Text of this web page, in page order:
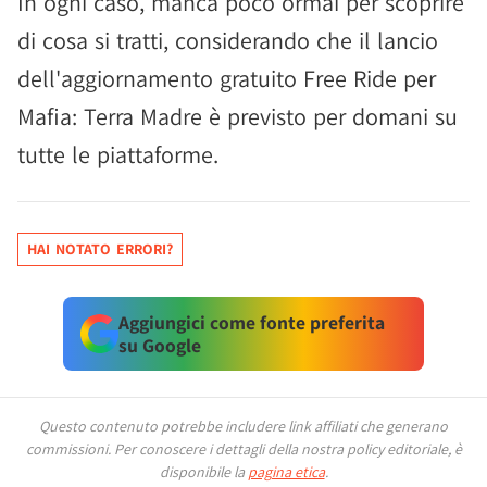
di cosa si tratti, considerando che il lancio
dell'aggiornamento gratuito Free Ride per
Mafia: Terra Madre è previsto per domani su
tutte le piattaforme.
HAI NOTATO ERRORI?
Aggiungici come fonte preferita
su Google
Questo contenuto potrebbe includere link affiliati che generano
commissioni. Per conoscere i dettagli della nostra policy editoriale, è
disponibile la pagina etica.